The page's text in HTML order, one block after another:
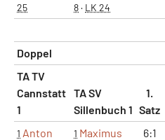
25
8· LK 24
Doppel
TA TV
Cannstatt
1
TA SV
Sillenbuch 1
1.
Satz
1 Anton
1 Maximus
6:1